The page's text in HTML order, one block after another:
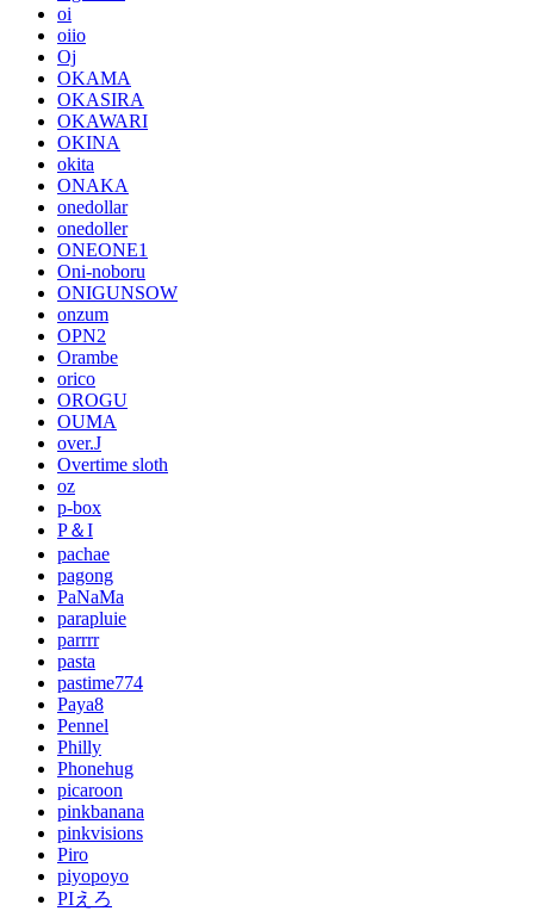
oi
oiio
Oj
OKAMA
OKASIRA
OKAWARI
OKINA
okita
ONAKA
onedollar
onedoller
ONEONE1
Oni-noboru
ONIGUNSOW
onzum
OPN2
Orambe
orico
OROGU
OUMA
over.J
Overtime sloth
oz
p-box
P＆I
pachae
pagong
PaNaMa
parapluie
parrrr
pasta
pastime774
Paya8
Pennel
Philly
Phonehug
picaroon
pinkbanana
pinkvisions
Piro
piyopoyo
PIえろ